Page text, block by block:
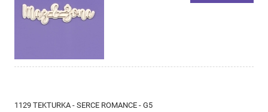
1129 TEKTURKA - SERCE ROMANCE - G5